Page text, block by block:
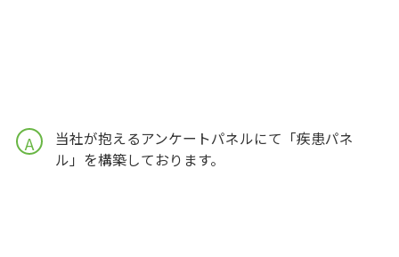
A
当社が抱えるアンケートパネルにて「疾患パネ
ル」を構築しております。